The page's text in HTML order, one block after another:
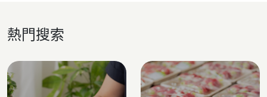
熱門搜索